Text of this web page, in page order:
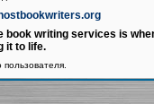
book writing services is
it to life.
пользователя.